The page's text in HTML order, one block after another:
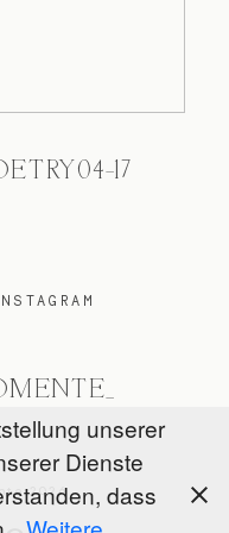
17
2026
unserer
Dienste
dass